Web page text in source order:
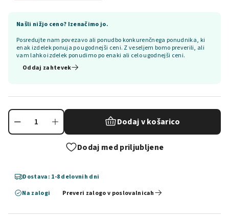
Našli nižjo ceno? Izenačimo jo.
Posredujte nam povezavo ali ponudbo konkurenčnega ponudnika, ki
enak izdelek ponuja po ugodnejši ceni. Z veseljem bomo preverili, ali
vam lahko izdelek ponudimo po enaki ali celo ugodnejši ceni.
Oddaj zahtevek
Dodaj v košarico
Dodaj med priljubljene
Dostava: 1-8 delovnih dni
Na zalogi
Preveri zalogo v poslovalnicah